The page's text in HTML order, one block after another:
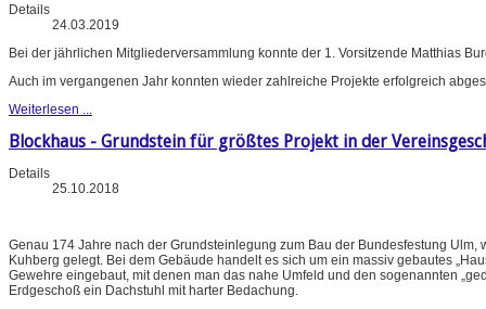
Details
24.03.2019
Bei der jährlichen Mitgliederversammlung konnte der 1. Vorsitzende Matthias
Auch im vergangenen Jahr konnten wieder zahlreiche Projekte erfolgreich
Weiterlesen ...
Blockhaus - Grundstein für größtes Projekt in der
Details
25.10.2018
Genau 174 Jahre nach der Grundsteinlegung zum Bau der Bundesfestung
Kuhberg gelegt. Bei dem Gebäude handelt es sich um ein massiv gebautes
Gewehre eingebaut, mit denen man das nahe Umfeld und den sogenannten
Erdgeschoß ein Dachstuhl mit harter Bedachung.